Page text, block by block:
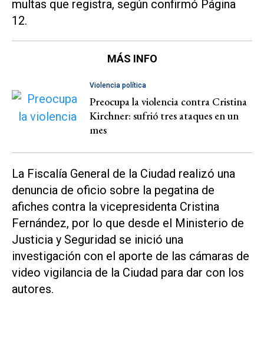
multas que registra, según confirmó Página
12.
MÁS INFO
Violencia política
Preocupa la violencia contra Cristina
Kirchner: sufrió tres ataques en un
mes
La Fiscalía General de la Ciudad realizó una
denuncia de oficio sobre la pegatina de
afiches contra la vicepresidenta Cristina
Fernández, por lo que desde el Ministerio de
Justicia y Seguridad se inició una
investigación con el aporte de las cámaras de
video vigilancia de la Ciudad para dar con los
autores.